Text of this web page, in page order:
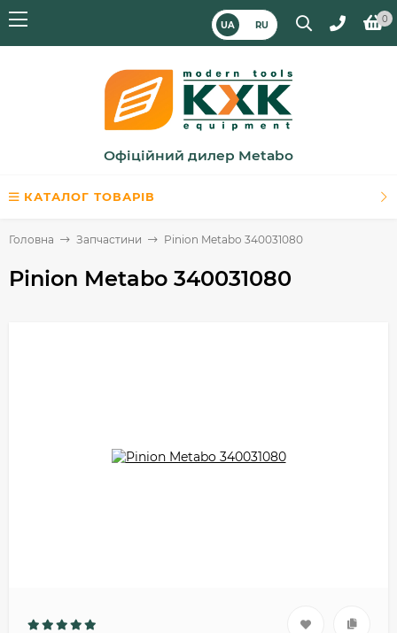
UA RU
0
Офіційний дилер Metabo
КАТАЛОГ ТОВАРІВ
Головна Запчастини Pinion Metabo 340031080
Pinion Metabo 340031080